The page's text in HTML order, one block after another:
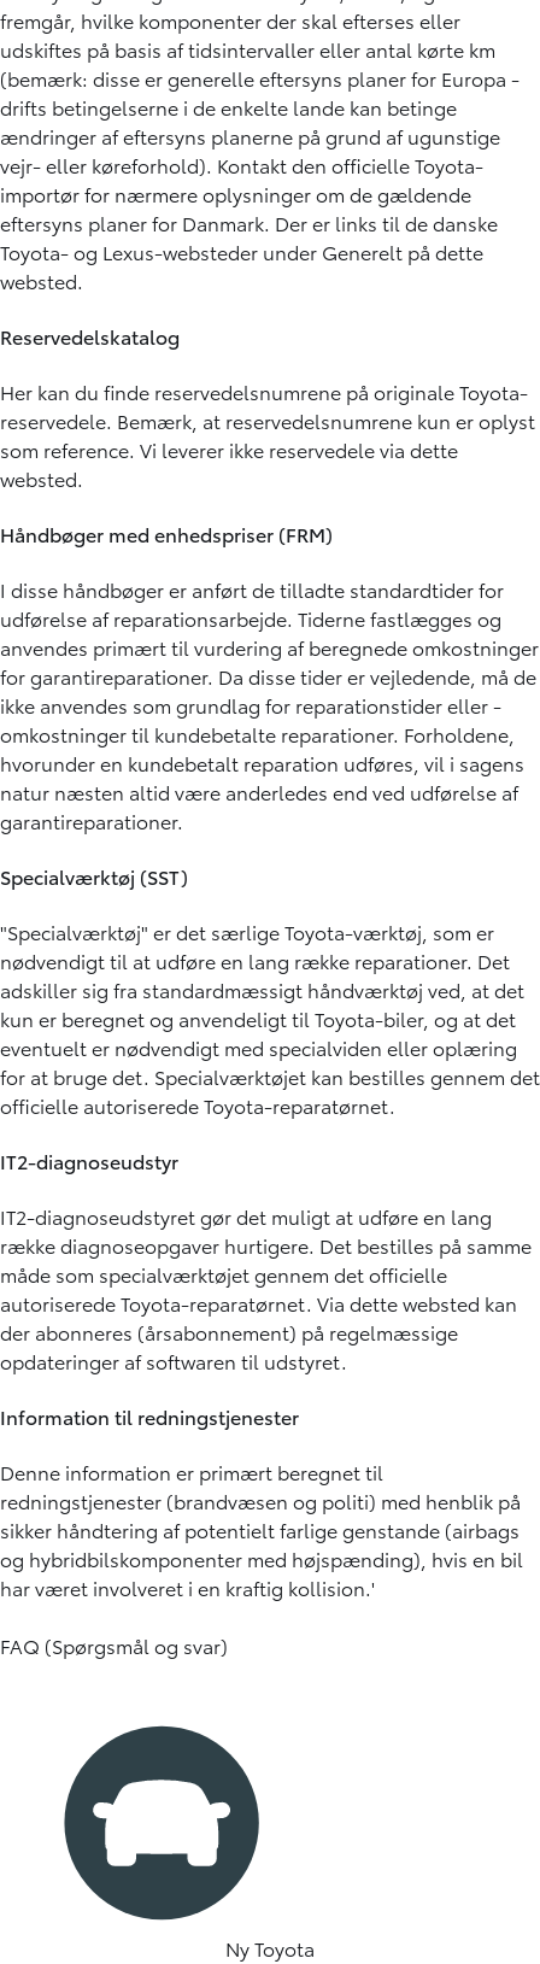
fremgår, hvilke komponenter der skal efterses eller
udskiftes på basis af tidsintervaller eller antal kørte km
(bemærk: disse er generelle eftersyns planer for Europa -
drifts betingelserne i de enkelte lande kan betinge
ændringer af eftersyns planerne på grund af ugunstige
vejr- eller køreforhold). Kontakt den officielle Toyota-
importør for nærmere oplysninger om de gældende
eftersyns planer for Danmark. Der er links til de danske
Toyota- og Lexus-websteder under Generelt på dette
websted.
Reservedelskatalog
Her kan du finde reservedelsnumrene på originale Toyota-
reservedele. Bemærk, at reservedelsnumrene kun er oplyst
som reference. Vi leverer ikke reservedele via dette
websted.
Håndbøger med enhedspriser (FRM)
I disse håndbøger er anført de tilladte standardtider for
udførelse af reparationsarbejde. Tiderne fastlægges og
anvendes primært til vurdering af beregnede omkostninger
for garantireparationer. Da disse tider er vejledende, må de
ikke anvendes som grundlag for reparationstider eller -
omkostninger til kundebetalte reparationer. Forholdene,
hvorunder en kundebetalt reparation udføres, vil i sagens
natur næsten altid være anderledes end ved udførelse af
garantireparationer.
Specialværktøj (SST)
"Specialværktøj" er det særlige Toyota-værktøj, som er
nødvendigt til at udføre en lang række reparationer. Det
adskiller sig fra standardmæssigt håndværktøj ved, at det
kun er beregnet og anvendeligt til Toyota-biler, og at det
eventuelt er nødvendigt med specialviden eller oplæring
for at bruge det. Specialværktøjet kan bestilles gennem det
officielle autoriserede Toyota-reparatørnet.
IT2-diagnoseudstyr
IT2-diagnoseudstyret gør det muligt at udføre en lang
række diagnoseopgaver hurtigere. Det bestilles på samme
måde som specialværktøjet gennem det officielle
autoriserede Toyota-reparatørnet. Via dette websted kan
der abonneres (årsabonnement) på regelmæssige
opdateringer af softwaren til udstyret.
Information til redningstjenester
Denne information er primært beregnet til
redningstjenester (brandvæsen og politi) med henblik på
sikker håndtering af potentielt farlige genstande (airbags
og hybridbilskomponenter med højspænding), hvis en bil
har været involveret i en kraftig kollision.'
FAQ (Spørgsmål og svar)
Ny Toyota